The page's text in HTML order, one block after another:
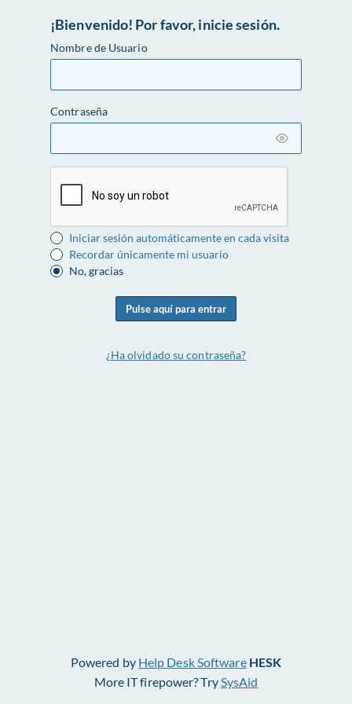
¡Bienvenido! Por favor, inicie sesión.
Nombre de Usuario
Contraseña
Iniciar sesión automáticamente en cada visita
Recordar únicamente mi usuario
No, gracias
Pulse aquí para entrar
¿Ha olvidado su contraseña?
Powered by Help Desk Software HESK
More IT firepower? TrySysAid